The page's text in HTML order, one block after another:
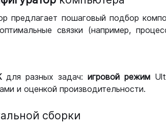
предлагает пошаговый подбор
связки (например,
для разных задач:игровой режим
и оценкой производительности.
сборки